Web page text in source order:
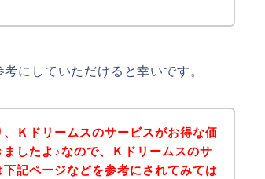
にしていただけると幸いです。
Ｋドリームスのサービスがお得な価
したよ♪なので、Ｋドリームスのサ
記ページなどを参考にされてみては